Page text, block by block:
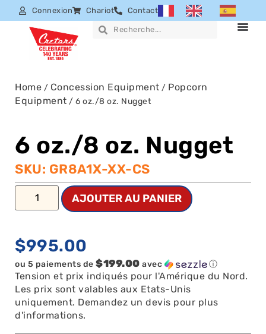
Connexion Chariot Contact
Home / Concession Equipment / Popcorn
Equipment / 6 oz./8 oz. Nugget
6 oz./8 oz. Nugget
SKU: GR8A1X-XX-CS
AJOUTER AU PANIER
$995.00
ou 5 paiements de $199.00 avec ⓘ
Tension et prix indiqués pour l'Amérique du Nord.
Les prix sont valables aux Etats-Unis
uniquement. Demandez un devis pour plus
d'informations.